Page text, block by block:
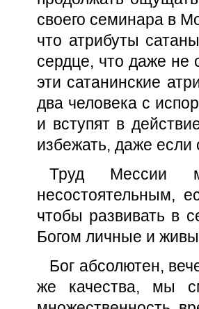
своего семинара в
что атрибуты
сердце, что даже не
эти сатанинские
два человека с
и вступят в
избежать, даже
Труд Мессии
несостоятельным,
чтобы развивать в
Богом личные и
Бог абсолютен,
же качества, мы